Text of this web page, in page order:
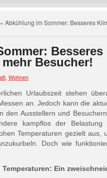
» Abkühlung im Sommer: Besseres
Besseres
Besucher!
Wohnen
Urlaubszeit stehen
an. Jedoch kann die
den Ausstellern und
kampflos der Belastung
Temperaturen gezielt aus,
Doch wie
Ein